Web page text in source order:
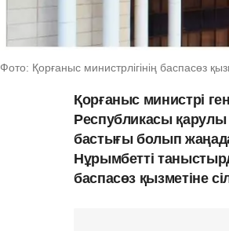
Фото: Қорғаныс министрлігінің баспасөз
Қорғаныс министрі
Республикасы қарулы
бастығы болып
Нұрымбетті
баспасөз қызметіне